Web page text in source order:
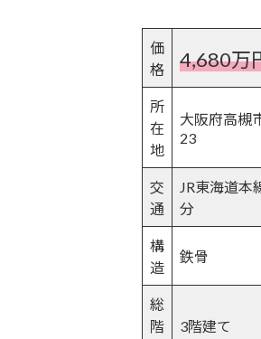
価
格
4,680万
所
在
地
大阪府高槻
23
交
通
JR東海道本
分
構
造
鉄骨
総
階
3階建て